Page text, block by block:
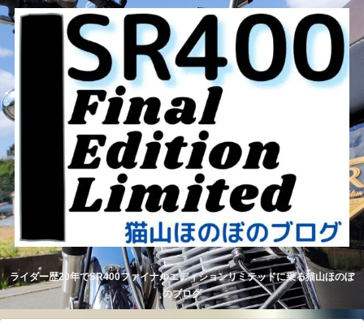
ライダー歴20年でSR400ファイナルエディションリミテッドに乗る猫山ほのぼ
のブログ